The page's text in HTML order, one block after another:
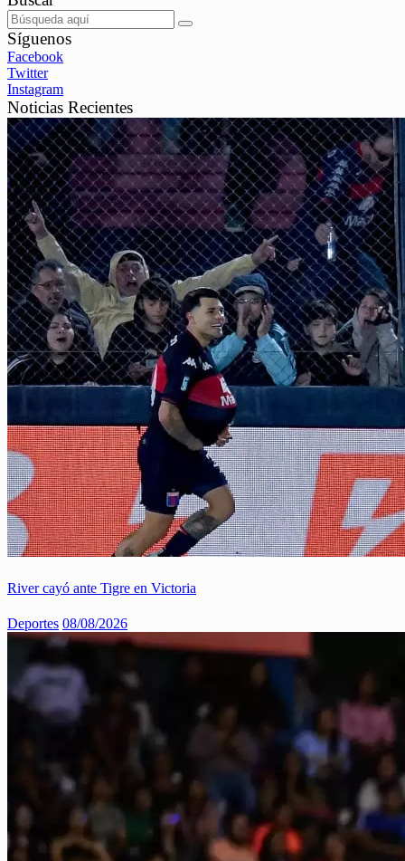
Síguenos
Facebook
Twitter
Instagram
Noticias Recientes
River cayó ante Tigre en Victoria
Deportes 08/08/2026